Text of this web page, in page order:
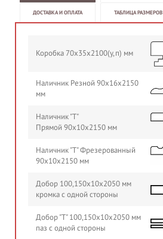
ДОСТАВКА И ОПЛАТА ТАБЛИЦА РАЗМЕРОВ
Коробка 70х35х2100(у,п) мм
Наличник Резной 90х16х2150
мм
Наличник "Т"
Прямой 90х10х2150 мм
Наличник "Т" Фрезерованный
90х10х2150 мм
Добор 100,150х10х2050 мм
кромка с одной стороны
Добор "Т" 100,150х10х2050 мм
паз с одной стороны